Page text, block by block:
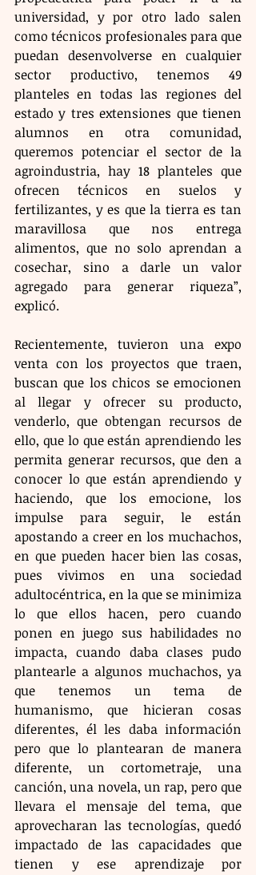
universidad, y por otro lado salen
como técnicos profesionales para que
puedan desenvolverse en cualquier
sector productivo, tenemos 49
planteles en todas las regiones del
estado y tres extensiones que tienen
alumnos en otra comunidad,
queremos potenciar el sector de la
agroindustria, hay 18 planteles que
ofrecen técnicos en suelos y
fertilizantes, y es que la tierra es tan
maravillosa que nos entrega
alimentos, que no solo aprendan a
cosechar, sino a darle un valor
agregado para generar riqueza”,
explicó.
Recientemente, tuvieron una expo
venta con los proyectos que traen,
buscan que los chicos se emocionen
al llegar y ofrecer su producto,
venderlo, que obtengan recursos de
ello, que lo que están aprendiendo les
permita generar recursos, que den a
conocer lo que están aprendiendo y
haciendo, que los emocione, los
impulse para seguir, le están
apostando a creer en los muchachos,
en que pueden hacer bien las cosas,
pues vivimos en una sociedad
adultocéntrica, en la que se minimiza
lo que ellos hacen, pero cuando
ponen en juego sus habilidades no
impacta, cuando daba clases pudo
plantearle a algunos muchachos, ya
que tenemos un tema de
humanismo, que hicieran cosas
diferentes, él les daba información
pero que lo plantearan de manera
diferente, un cortometraje, una
canción, una novela, un rap, pero que
llevara el mensaje del tema, que
aprovecharan las tecnologías, quedó
impactado de las capacidades que
tienen y ese aprendizaje por